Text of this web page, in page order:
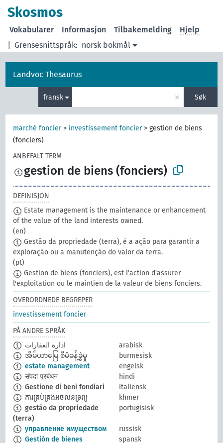
Skosmos
Grensesnittspråk: norsk bokmål
Vokabularer Informasjon Tilbakemelding Hjelp
Landvoc Thesaurus
fransk × Søk
marché foncier> investissement foncier>gestion de biens
(fonciers)
ANBEFALT TERM
gestion de biens (fonciers)
DEFINISJON
Estate management is the maintenance or enhancement
of the value of the land interests owned.
(en)
Gestão da propriedade (terra), é a ação para garantir a
exploração ou a manutenção do valor da terra.
(pt)
Gestion de biens (fonciers), est l'action d'assurer
l'exploitation ou le maintien de la valeur de biens fonciers.
OVERORDNEDE BEGREPER
investissement foncier
PÅ ANDRE SPRÅK
ادارة العقارات
arabisk
အိမ်ယာမြေ စီမံခန့်ခွဲမှု
burmesisk
estate management
engelsk
संपदा प्रबंधन
hindi
Gestione di beni fondiari
italiensk
ការគ្រប់គ្រងអចលនទ្រព្យ
khmer
gestão da propriedade
(terra)
portugisisk
управление имуществом
russisk
Gestión de bienes
spansk